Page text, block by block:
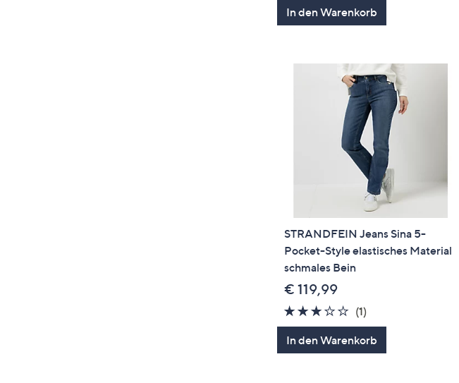
In den Warenkorb
STRANDFEIN Jeans Sina 5-
Pocket-Style elastisches Material
schmales Bein
€ 119,99
3.0
von
5
(1)1
Bewertungen
In den Warenkorb